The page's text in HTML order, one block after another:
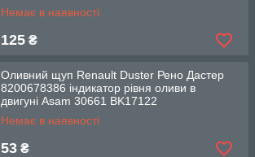
Немає в наявності
125 ₴
Оливний щуп Renault Duster Рено Дастер
8200678386 індикатор рівня оливи в
двигуні Asam 30661 BK17122
Немає в наявності
53 ₴